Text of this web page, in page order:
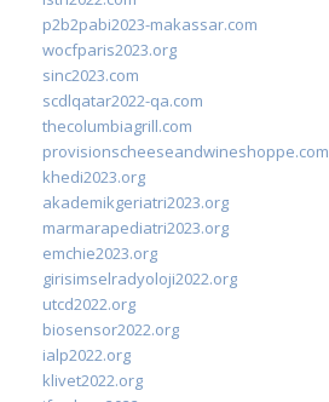
p2b2pabi2023-makassar.com
wocfparis2023.org
sinc2023.com
scdlqatar2022-qa.com
thecolumbiagrill.com
provisionscheeseandwineshoppe.com
khedi2023.org
akademikgeriatri2023.org
marmarapediatri2023.org
emchie2023.org
girisimselradyoloji2022.org
utcd2022.org
biosensor2022.org
ialp2022.org
klivet2022.org